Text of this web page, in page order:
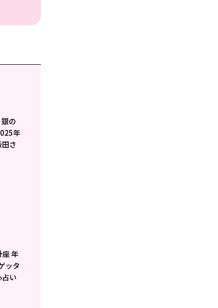
銀の
年
さ
座 年
ッタ
い